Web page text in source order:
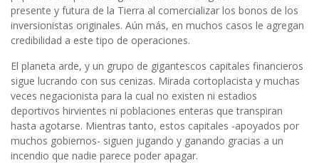
presente y futura de la Tierra al comercializar los bonos de los
inversionistas originales. Aún más, en muchos casos le agregan
credibilidad a este tipo de operaciones.
El planeta arde, y un grupo de gigantescos capitales financieros
sigue lucrando con sus cenizas. Mirada cortoplacista y muchas
veces negacionista para la cual no existen ni estadios
deportivos hirvientes ni poblaciones enteras que transpiran
hasta agotarse. Mientras tanto, estos capitales -apoyados por
muchos gobiernos- siguen jugando y ganando gracias a un
incendio que nadie parece poder apagar.